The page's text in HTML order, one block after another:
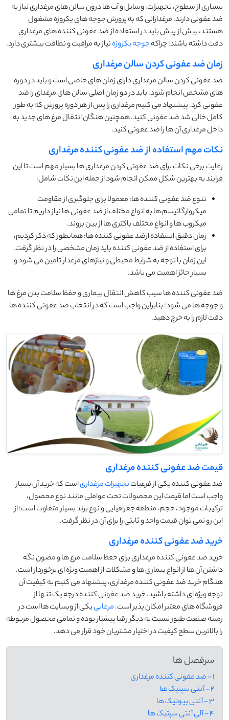
بسیاری از سطوح، تجهیزات، وسایل و آب ها درون سالن های مرغداری نیاز به
ضد عفونی دارند. مرغدارانی که به پرورش جوجه های یکروزه مشغول
هستند، بیش از پیش باید در استفاده از ضد عفونی کننده های مرغداری
دقت داشته باشند؛ چراکهجوجه یکروزهنیاز به مراقبت و نظافت بیشتری دارد.
زمان ضد عفونی کردن سالن مرغداری
ضد عفونی کردن سالن مرغداری دارای زمان های خاصی است و باید در دوره
های مشخص انجام شود. باید در دو زمان اصلی سالن های مرغدای را ضد
عفونی کرد. پیشنهاد می کنیم مرغداری را پس از هر دوره پرورش که به طور
کامل خالی شد ضد عفونی کنید. همچنین هنگان انتقال مرغ های جدید به
داخل مرغداری آن ها را ضد عفونی کنید.
نکات مهم استفاده از ضد عفونی کننده مرغداری
رعایت برخی نکات برای ضد عفونی کردن مرغداری ها بسیار مهم است تا این
فرایند به بهترین شکل ممکن انجام شود از جمله این نکات شامل:
تنوع ضد عفونی کننده ها: معمولا برای جلوگیری از مقاومت
میکروارگانیسم ها به انواع مختلف از ضد عفونی ها نیاز داریم تا تمامی
میکروب ها و انواع مختلف باکتری ها از بین بروند.
زمان دقیق استفاده ازضد عفونی کننده ها: همانطور که ذکر کردیم،
برای استفاده از ضد عفونی کننده باید زمان مشخصی را در نظر گرفت.
این زمان با توجه به شرایط محیطی و نیازهای مرغدار تامین می شود و
بسیار حائز اهمیت می باشد.
ضد عفونی کننده ها سبب کاهش انتقال بیماری و حفظ سلامت بدن مرغ ها
و جوجه ها می شود؛ بنابراین واجب است که در انتخاب ضد عفونی کننده ها
دقت لازم را به خرج دهید.
قیمت ضد عفونی کننده مرغداری
ضد عفونی کننده یکی از فرعیاتتجهیزات مرغداریاست که خرید آن بسیار
واجب است اما قیمت این محصولات تحت عواملی مانند نوع محصول،
ترکیبات موجود، حجم، منطقه جغرافیایی و نوع برند بسیار متفاوت است؛ از
این رو نمی توان قیمت واحد و ثابتی را برای آن در نظر گرفت.
خرید ضد عفونی کننده مرغداری
خرید ضد عفونی کننده مرغداری برای حفظ سلامت مرغ ها و مصون نگه
داشتن آن ها از انواع بیماری ها و مشکلات از اهمیت ویژه ای برخوردار است.
هنگام خرید ضد عفونی کننده مرغداری، پیشنهاد می کنیم به کیفیت آن
توجه ویژه ای داشته باشید. خرید ضد عفونی کننده درجه یک تنها از
فروشگاه های معتبر امکان پذیر است.مرغابییکی از وبسایت ها است در
زمینه صنعت طیور نسبت به دیگر رقبا پیشتاز بوده و تمامی محصول مربوطه
را بالاترین سطح کیفیت در اختیار مشتریان خود قرار می دهد.
سرفصل ها
1 - ضد عفونی کننده مرغداری
2 - آنتی سپتیک ها
3 - آنتی بیوتیک ها
4 - آلی آنتی سپتیک ها